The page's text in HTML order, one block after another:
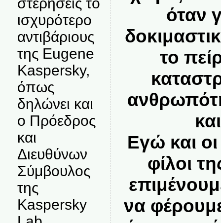
ισχυρότερο
αντιβάριους
της Eugene
Kaspersky,
όπως
δηλώνει και
ο Πρόεδρος
και
Διευθύνων
Σύμβουλος
της
Kaspersky
όταν
το
Εγώ και
φίλοι
να